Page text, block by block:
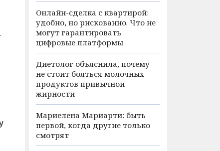
Онлайн-сделка с квартирой:
удобно, но рискованно. Что не
могут гарантировать
цифровые платформы
Диетолог объяснила, почему
не стоит бояться молочных
продуктов привычной
жирности
Мариелена Мариарти: быть
первой, когда другие только
смотрят